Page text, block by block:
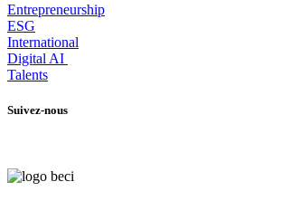
Entrepreneurship
ESG
International
Digital AI
Talents
Suivez-nous